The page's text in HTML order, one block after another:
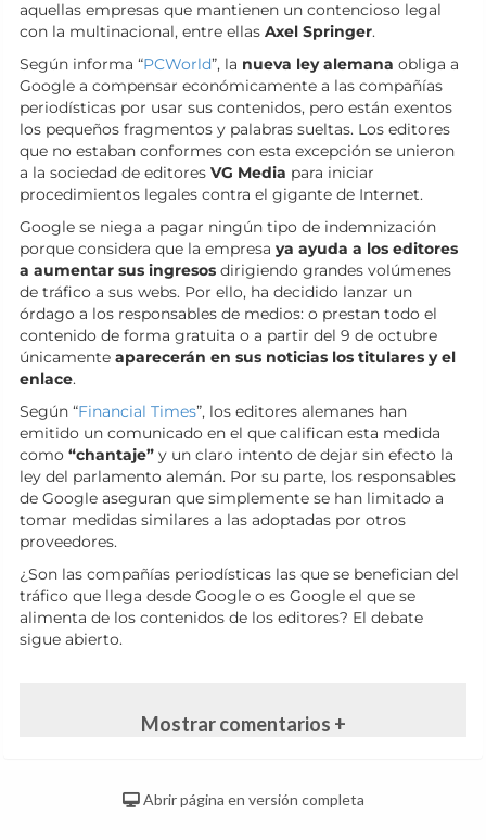
aquellas empresas que mantienen un contencioso legal
con la multinacional, entre ellas Axel Springer.
Según informa “PCWorld”, la nueva ley alemana obliga a
Google a compensar económicamente a las compañías
periodísticas por usar sus contenidos, pero están exentos
los pequeños fragmentos y palabras sueltas. Los editores
que no estaban conformes con esta excepción se unieron
a la sociedad de editores VG Media para iniciar
procedimientos legales contra el gigante de Internet.
Google se niega a pagar ningún tipo de indemnización
porque considera que la empresa ya ayuda a los editores
a aumentar sus ingresos dirigiendo grandes volúmenes
de tráfico a sus webs. Por ello, ha decidido lanzar un
órdago a los responsables de medios: o prestan todo el
contenido de forma gratuita o a partir del 9 de octubre
únicamente aparecerán en sus noticias los titulares y el
enlace.
Según “Financial Times”, los editores alemanes han
emitido un comunicado en el que califican esta medida
como “chantaje” y un claro intento de dejar sin efecto la
ley del parlamento alemán. Por su parte, los responsables
de Google aseguran que simplemente se han limitado a
tomar medidas similares a las adoptadas por otros
proveedores.
¿Son las compañías periodísticas las que se benefician del
tráfico que llega desde Google o es Google el que se
alimenta de los contenidos de los editores? El debate
sigue abierto.
Mostrar comentarios +
Abrir página en versión completa